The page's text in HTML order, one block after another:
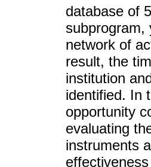
database of
subprogram,
network of
result, the
institution
identified. In
opportunity
evaluating
instruments